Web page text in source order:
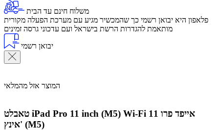
משלוח חינם עד הבית
פלאפון היא יבואן רשמי כך שהמכשיר מגיע עם מערכת הפעלה מקורית
מותאמת להגדרות הרשת בישראל ועם עדכוני גרסה זמינים
יבואן רשמי
המוצר אזל מהמלאי
טאבלט iPad Pro 11 inch (M5) Wi-Fi אייפד פרו 11
אינץ' (M5)